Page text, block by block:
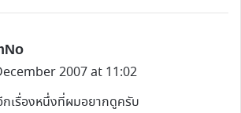
a
2007 at 11:02
กเรื่องหนึ่งที่ผมอยากดูครับ